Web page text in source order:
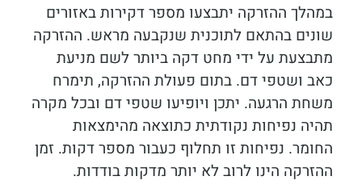
במהלך ההזרקה יתבצעו מספר דקירות באזורים
שונים בהתאם לתוכנית שנקבעה מראש. ההזרקה
מתבצעת על ידי מחט דקה ביותר לשם מניעת
כאב ושטפי דם. בתום פעולת ההזרקה, תימרח
משחת הרגעה. יתכן ויופיעו שטפי דם ובכל מקרה
תהיה נפיחות נקודתית כתוצאה מהימצאות
החומר. נפיחות זו תחלוף כעבור מספר דקות. זמן
ההזרקה הינו לרוב לא יותר מדקות בודדות.